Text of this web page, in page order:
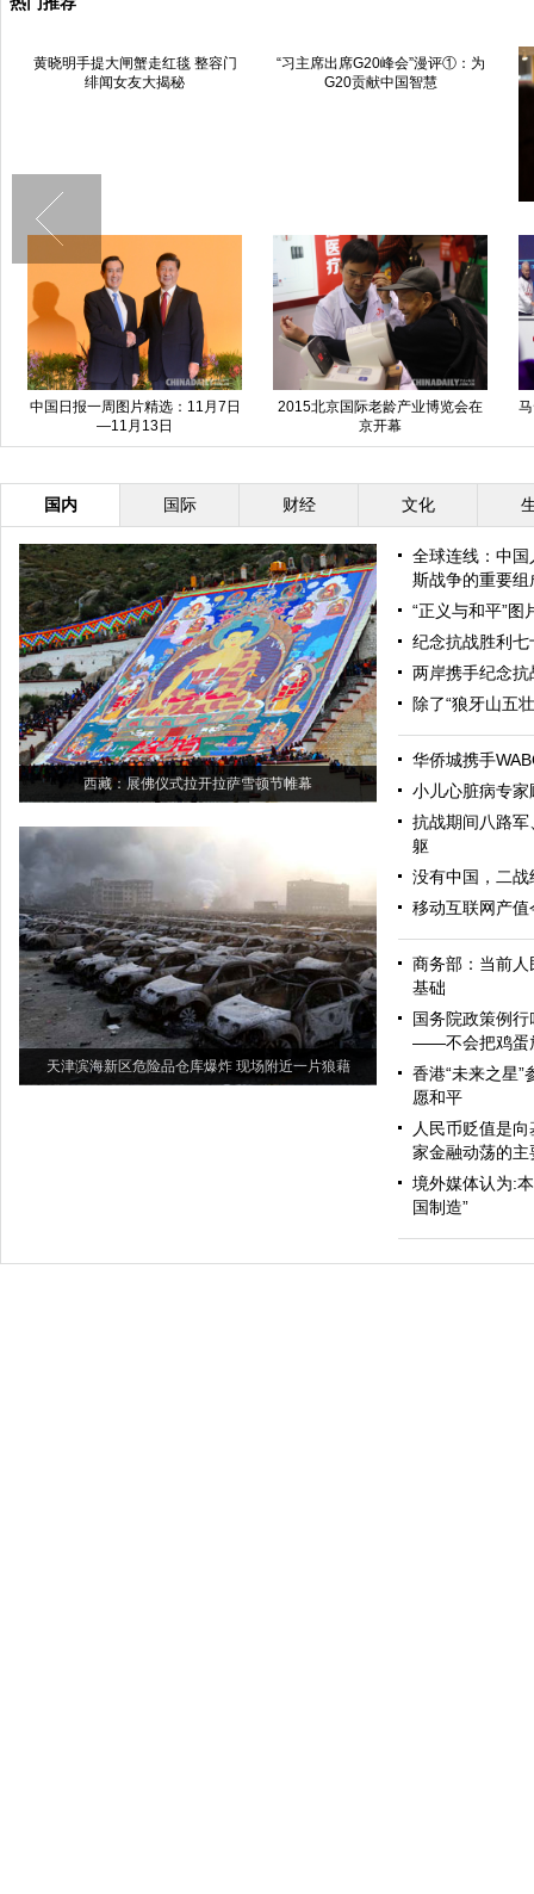
黄晓明手提大闸蟹走红毯 整容门
绯闻女友大揭秘
“习主席出席G20峰会”漫评①：为
G20贡献中国智慧
中国日报一周图片精选：11月7日
—11月13日
2015北京国际老龄产业博览会在
京开幕
国内 国际 财经 文化
西藏：展佛仪式拉开拉萨雪顿节帷幕
天津滨海新区危险品仓库爆炸 现场附近一片狼藉
全球连线：中
斯战争的重要组
“正义与和平”图
纪念抗战胜利
两岸携手纪念
除了“狼牙山五
华侨城携手
小儿心脏病专家
抗战期间八路
躯
没有中国，二
移动互联网产
商务部：当前
基础
国务院政策例
——不会把鸡蛋
香港“未来之星
愿和平
人民币贬值是
家金融动荡的主
境外媒体认为:
国制造”